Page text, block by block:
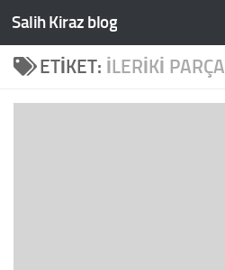
Skip to content
Salih Kiraz blog
ETIKET: ILERIKI PARÇA